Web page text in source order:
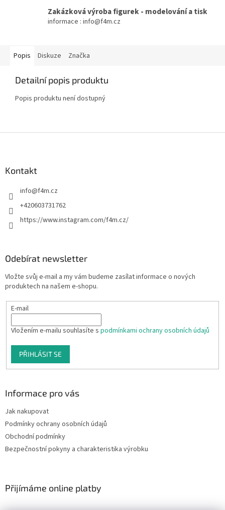
Zakázková výroba figurek - modelování a tisk
informace : info@f4m.cz
Popis Diskuze Značka
Detailní popis produktu
Popis produktu není dostupný
Kontakt
info@f4m.cz
+420603731762
https://www.instagram.com/f4m.cz/
Odebírat newsletter
Vložte svůj e-mail a my vám budeme zasílat informace o nových
produktech na našem e-shopu.
E-mail
Vložením e-mailu souhlasíte s podmínkami ochrany osobních údajů
PŘIHLÁSIT SE
Informace pro vás
Jak nakupovat
Podmínky ochrany osobních údajů
Obchodní podmínky
Bezpečnostní pokyny a charakteristika výrobku
Přijímáme online platby